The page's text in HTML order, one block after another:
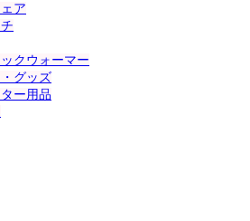
ア
クウォーマー
グッズ
ー用品